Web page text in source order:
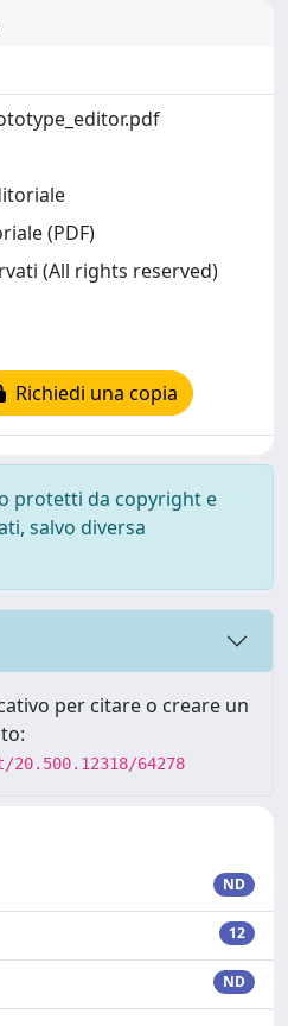
(PDF)
(All rights reserved)
Richiedi una copia
protetti da copyright e
salvo diversa
per citare o creare un
64278
ND
12
ND